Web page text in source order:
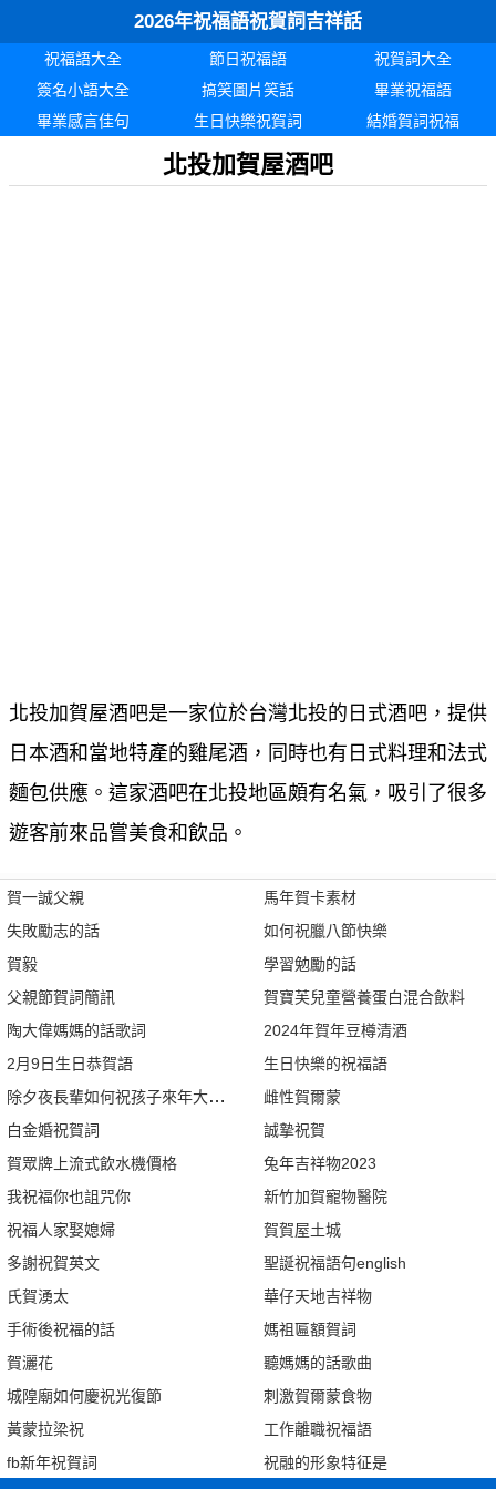
2026年祝福語祝賀詞吉祥話
祝福語大全 節日祝福語
祝賀詞大全
簽名小語大全
搞笑圖片笑話
畢業祝福語
畢業感言佳句
生日快樂祝賀詞 結婚賀詞祝福
北投加賀屋酒吧
北投加賀屋酒吧是一家位於台灣北投的日式酒吧，提供
日本酒和當地特產的雞尾酒，同時也有日式料理和法式
麵包供應。這家酒吧在北投地區頗有名氣，吸引了很多
遊客前來品嘗美食和飲品。
賀一誠父親
失敗勵志的話
賀毅
父親節賀詞簡訊
陶大偉媽媽的話歌詞
2月9日生日恭賀語
除夕夜長輩如何祝孩子來年大吉大利
白金婚祝賀詞
賀眾牌上流式飲水機價格
我祝福你也詛咒你
祝福人家娶媳婦
多謝祝賀英文
氏賀湧太
手術後祝福的話
賀灑花
城隍廟如何慶祝光復節
黃蒙拉梁祝
fb新年祝賀詞
馬年賀卡素材
如何祝臘八節快樂
學習勉勵的話
賀寶芙兒童營養蛋白混合飲料
2024年賀年豆樽清酒
生日快樂的祝福語
雌性賀爾蒙
誠摯祝賀
兔年吉祥物2023
新竹加賀寵物醫院
賀賀屋土城
聖誕祝福語句english
華仔天地吉祥物
媽祖匾額賀詞
聽媽媽的話歌曲
刺激賀爾蒙食物
工作離職祝福語
祝融的形象特征是